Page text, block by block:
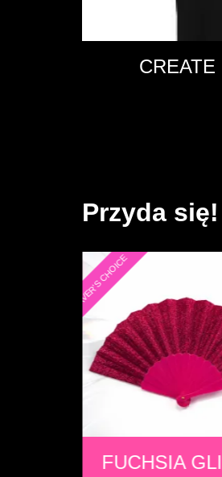
Przyda się!
RAVER'S CHOICE